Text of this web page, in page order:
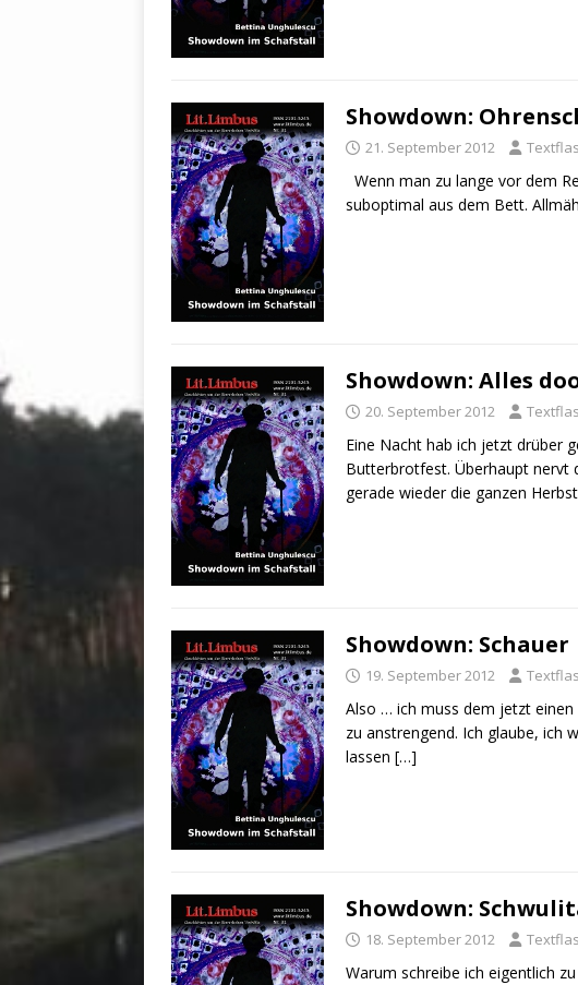
Showdown:
21. September 2012
Wenn man zu lange vor dem
suboptimal aus dem Bett.
Showdown: Alles
20. September 2012
Eine Nacht hab ich jetzt drüber
Butterbrotfest. Überhaupt nervt
gerade wieder die ganzen
Showdown: Schauer
19. September 2012
Also … ich muss dem jetzt
zu anstrengend. Ich glaube, ich
lassen […]
Showdown:
18. September 2012
Warum schreibe ich eigentlich